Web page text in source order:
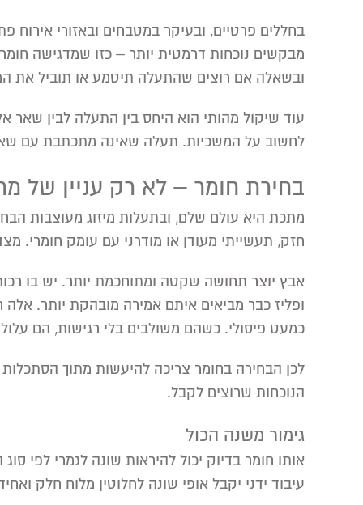
בחללים פרטיים, ובעיקר במטבחים ובאזורי אירוח
מבקשים נוכחות דרמטית יותר – כזו שמדגישה
ובשאלה אם רוצים שהתעלה תיטמע או תוביל את
עוד שיקול מהותי הוא היחס בין התעלה לבין שאר
לחשוב על המשכיות. תעלה שאינה מתכתבת עם
בחירת חומר – לא רק עניין של
מתכת היא עולם שלם, ובתעלות מיזוג מעוצבות
חזק, תעשייתי מעודן או מודרני עם עומק חומרי.
אבץ יוצר תחושה שקטה ומתוחכמת יותר. יש בו
ופליז כבר מביאים איתם אמירה מובהקת יותר.
כמעט פיסולי. כשהם משולבים בלי רגישות, הם
לכן הבחירה בחומר צריכה להיעשות מתוך
הנוכחות שרוצים לקבל.
גימור משנה הכול
אותו חומר בדיוק יכול להיראות שונה לגמרי לפי
עיבוד ידני יקבל אופי שונה לחלוטין מלוח חלק